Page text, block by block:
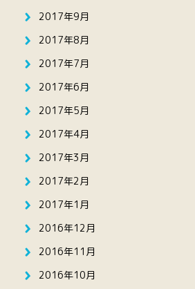
2017年9月
2017年8月
2017年7月
2017年6月
2017年5月
2017年4月
2017年3月
2017年2月
2017年1月
2016年12月
2016年11月
2016年10月